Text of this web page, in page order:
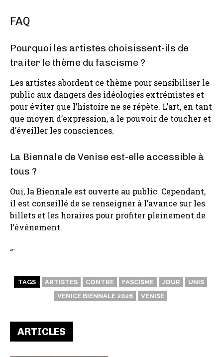
FAQ
Pourquoi les artistes choisissent-ils de
traiter le thème du fascisme ?
Les artistes abordent ce thème pour sensibiliser le
public aux dangers des idéologies extrémistes et
pour éviter que l’histoire ne se répète. L’art, en tant
que moyen d’expression, a le pouvoir de toucher et
d’éveiller les consciences.
La Biennale de Venise est-elle accessible à
tous ?
Oui, la Biennale est ouverte au public. Cependant,
il est conseillé de se renseigner à l’avance sur les
billets et les horaires pour profiter pleinement de
l’événement.
“`
TAGS ARTISTES CONTRE FASCISME JOUR
UNIS
VENICE BIENNALE 2026
VENISE
ARTICLES